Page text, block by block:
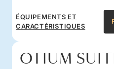
ÉQUIPEMENTS ET
CARACTÉRISTIQUES
OTIUM